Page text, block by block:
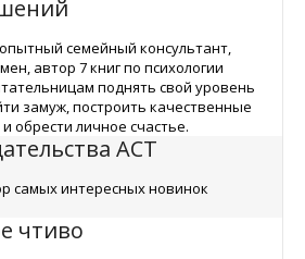
семейный консультант,
автор 7 книг по психологии
поднять свой уровень
замуж, построить качественные
обрести личное счастье.
АСТ
самых интересных новинок
чтиво